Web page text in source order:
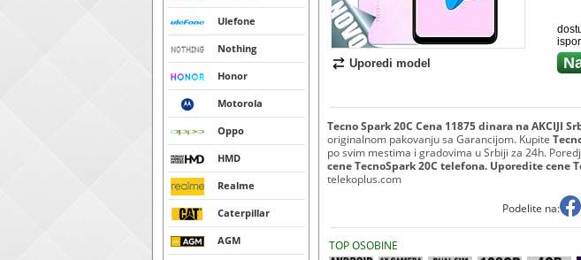
Ulefone
Nothing
Honor
Motorola
Oppo
HMD
Realme
Caterpillar
AGM
Uporedi model
Tecno Spark 20C Cena 11875 dinara na AKCIJI
originalnom pakovanju sa Garancijom. Kupite
po svim mestima i gradovima u Srbiji za 24h.
cene TecnoSpark 20C telefona. Uporedite cene
telekoplus.com
Podelite na:
TOP OSOBINE